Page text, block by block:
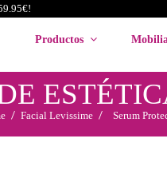
Productos
Facial Levissime Serum